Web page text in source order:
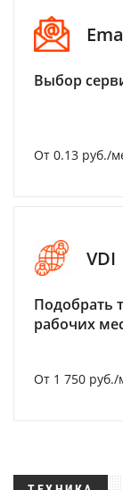
Выбор
От 0.13 руб./
VDI
Подобрать
рабочих
От 1 750 руб./